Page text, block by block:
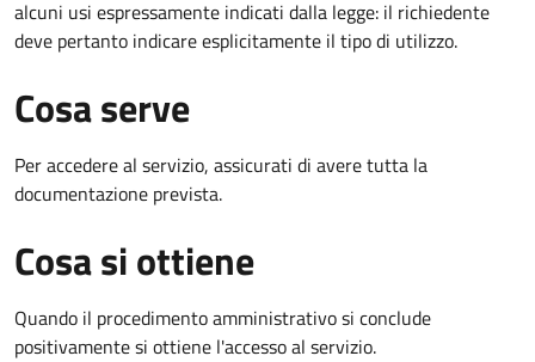
alcuni usi espressamente indicati dalla legge: il richiedente
deve pertanto indicare esplicitamente il tipo di utilizzo.
Cosa serve
Per accedere al servizio, assicurati di avere tutta la
documentazione prevista.
Cosa si ottiene
Quando il procedimento amministrativo si conclude
positivamente si ottiene l'accesso al servizio.